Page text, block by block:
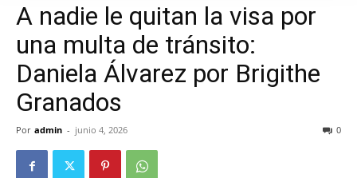
A nadie le quitan la visa por
una multa de tránsito:
Daniela Álvarez por Brigithe
Granados
Por admin - junio 4, 2026 0